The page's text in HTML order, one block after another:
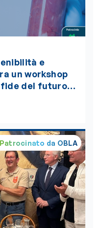
e
un workshop
del futuro
Patrocinato da OBLA